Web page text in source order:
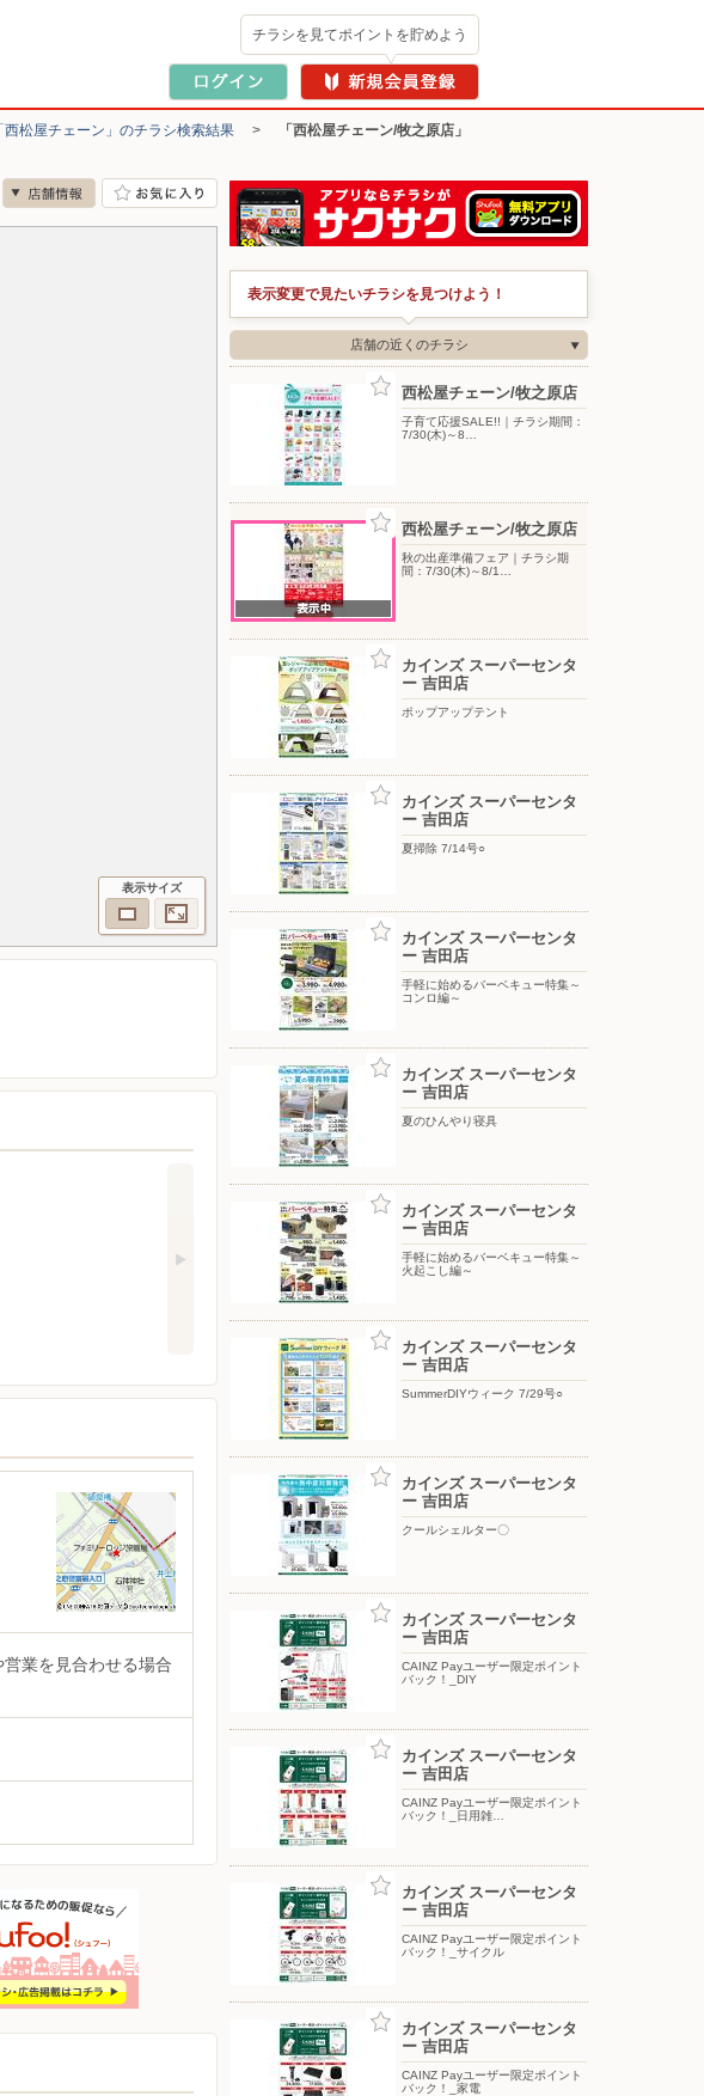
チラシを見てポイントを貯めよう
「西松屋チェーン」のチラシ検索結果 >
「西松屋チェーン/牧之原店」
表示サイズ
業を見合わせる場合
表示変更で見たいチラシを見つけよう！
店舗の近くのチラシ
西松屋チェーン/牧之原店
子育て応援SALE!!｜チラシ期間：
7/30(木)～8…
西松屋チェーン/牧之原店
秋の出産準備フェア｜チラシ期
間：7/30(木)～8/1…
カインズ スーパーセンタ
ー 吉田店
ポップアップテント
カインズ スーパーセンタ
ー 吉田店
夏掃除 7/14号○
カインズ スーパーセンタ
ー 吉田店
手軽に始めるバーベキュー特集～
コンロ編～
カインズ スーパーセンタ
ー 吉田店
夏のひんやり寝具
カインズ スーパーセンタ
ー 吉田店
手軽に始めるバーベキュー特集～
火起こし編～
カインズ スーパーセンタ
ー 吉田店
SummerDIYウィーク 7/29号○
カインズ スーパーセンタ
ー 吉田店
クールシェルター〇
カインズ スーパーセンタ
ー 吉田店
CAINZ Payユーザー限定ポイント
バック！_DIY
カインズ スーパーセンタ
ー 吉田店
CAINZ Payユーザー限定ポイント
バック！_日用雑…
カインズ スーパーセンタ
ー 吉田店
CAINZ Payユーザー限定ポイント
バック！_サイクル
カインズ スーパーセンタ
ー 吉田店
CAINZ Payユーザー限定ポイント
バック！_家電